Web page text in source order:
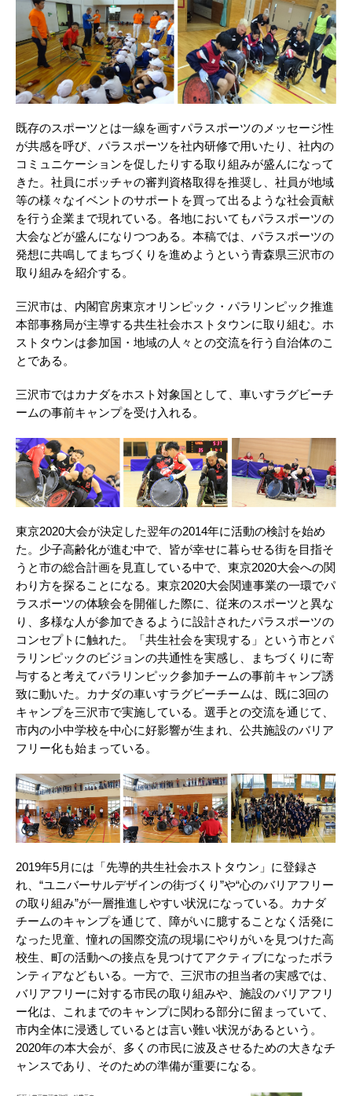
既存のスポーツとは一線を画すパラスポーツのメッセージ性
が共感を呼び、パラスポーツを社内研修で用いたり、社内の
コミュニケーションを促したりする取り組みが盛んになって
きた。社員にボッチャの審判資格取得を推奨し、社員が地域
等の様々なイベントのサポートを買って出るような社会貢献
を行う企業まで現れている。各地においてもパラスポーツの
大会などが盛んになりつつある。本稿では、パラスポーツの
発想に共鳴してまちづくりを進めようという青森県三沢市の
取り組みを紹介する。
三沢市は、内閣官房東京オリンピック・パラリンピック推進
本部事務局が主導する共生社会ホストタウンに取り組む。ホ
ストタウンは参加国・地域の人々との交流を行う自治体のこ
とである。
三沢市ではカナダをホスト対象国として、車いすラグビーチ
ームの事前キャンプを受け入れる。
東京2020大会が決定した翌年の2014年に活動の検討を始め
た。少子高齢化が進む中で、皆が幸せに暮らせる街を目指そ
うと市の総合計画を見直している中で、東京2020大会への関
わり方を探ることになる。東京2020大会関連事業の一環でパ
ラスポーツの体験会を開催した際に、従来のスポーツと異な
り、多様な人が参加できるように設計されたパラスポーツの
コンセプトに触れた。「共生社会を実現する」という市とパ
ラリンピックのビジョンの共通性を実感し、まちづくりに寄
与すると考えてパラリンピック参加チームの事前キャンプ誘
致に動いた。カナダの車いすラグビーチームは、既に3回の
キャンプを三沢市で実施している。選手との交流を通じて、
市内の小中学校を中心に好影響が生まれ、公共施設のバリア
フリー化も始まっている。
2019年5月には「先導的共生社会ホストタウン」に登録さ
れ、“ユニバーサルデザインの街づくり”や“心のバリアフリー
の取り組み”が一層推進しやすい状況になっている。カナダ
チームのキャンプを通じて、障がいに臆することなく活発に
なった児童、憧れの国際交流の現場にやりがいを見つけた高
校生、町の活動への接点を見つけてアクティブになったボラ
ンティアなどもいる。一方で、三沢市の担当者の実感では、
バリアフリーに対する市民の取り組みや、施設のバリアフリ
ー化は、これまでのキャンプに関わる部分に留まっていて、
市内全体に浸透しているとは言い難い状況があるという。
2020年の本大会が、多くの市民に波及させるための大きなチ
ャンスであり、そのための準備が重要になる。